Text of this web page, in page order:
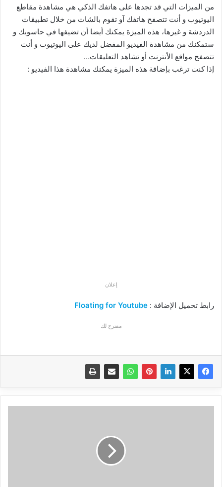
من الميزات التي قد تجدها على هاتفك الذكي هي مشاهدة مقاطع
اليوتيوب و أنت تتصفح هاتفك آو تقوم بالشات من خلال تطبيقات
الدردشة و غيرها، هذه الميزة يمكنك أيضا أن تضيفها في حاسوبك و
ستمكنك من مشاهدة الفيديو المفضل لديك على اليوتيوب و أنت
تتصفح مواقع الأنترنت أو تشاهد التعليقات…
إذا كنت ترغب بإضافة هذه الميزة يمكنك مشاهدة هذا الفيديو :
إعلان
رابط تحميل الإضافة : Floating for Youtube
مقترح لك